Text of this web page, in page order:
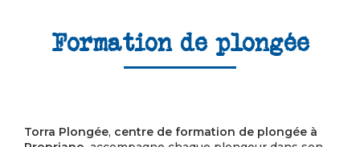
Formation de plongée
Torra Plongée, centre de formation de plongée à